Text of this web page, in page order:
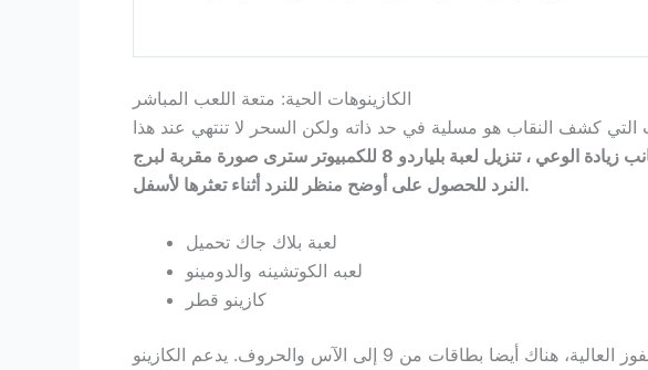
الكازينوهات الحية: متعة اللعب المباشر
كشف النقاب هو مسلية في حد ذاته ولكن السحر لا تنتهي عند هذا
وقالت إنه إلى جانب زيادة الوعي ، تنزيل لعبة بلياردو 8 للكمبيوتر سترى صورة مقربة لبرج
النرد للحصول على أوضح منظر للنرد أثناء تعثرها لأسفل.
لعبة بلاك جاك تحميل
لعبه الكوتشينه والدومينو
كازينو قطر
تعتمد اللعبة على فيلم 2023 الذي يحمل نفس الاسم ولا تزال مشهورة بألعابها الممتعة وإمكانات الفوز العالية، هناك أيضا بطاقات من 9 إلى الآس والحروف. يدعم الكازينو